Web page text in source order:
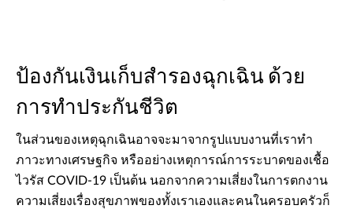
ป้องกันเงินเก็บสำรองฉุกเฉิน ด้วย
การทำประกันชีวิต
ในส่วนของเหตุฉุกเฉินอาจจะมาจากรูปแบบงานที่เราทำ
ภาวะทางเศรษฐกิจ หรืออย่างเหตุการณ์การระบาดของเชื้อ
ไวรัส COVID-19 เป็นต้น นอกจากความเสี่ยงในการตกงาน
ความเสี่ยงเรื่องสุขภาพของทั้งเราเองและคนในครอบครัวก็